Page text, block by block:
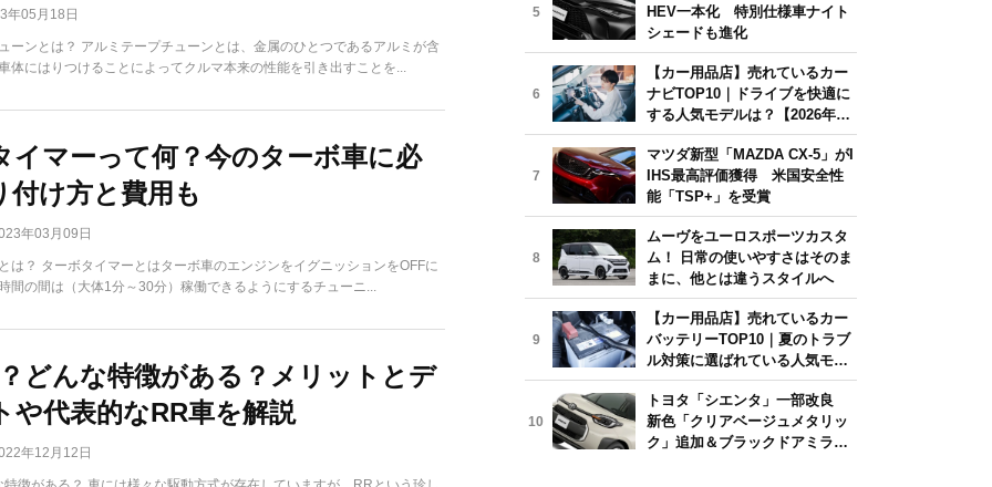
年05月18日
ーンとは？ アルミテープチューンとは、金属のひとつであるアルミが含
体にはりつけることによってクルマ本来の性能を引き出すことを...
イマーって何？今のターボ車に必
付け方と費用も
年03月09日
は？ ターボタイマーとはターボ車のエンジンをイグニッションをOFFに
間の間は（大体1分～30分）稼働できるようにするチューニ...
どんな特徴がある？メリットとデ
や代表的なRR車を解説
年12月12日
5
HEV一本化 特別仕様車ナイト
シェードも進化
6
【カー用品店】売れているカー
ナビTOP10｜ドライブを快適に
する人気モデルは？【2026年6
月版】
7
マツダ新型「MAZDA CX-5」がI
IHS最高評価獲得 米国安全性
能「TSP+」を受賞
8
ムーヴをユーロスポーツカスタ
ム！ 日常の使いやすさはそのま
まに、他とは違うスタイルへ
9
【カー用品店】売れているカー
バッテリーTOP10｜夏のトラブ
ル対策に選ばれている人気モデ
ルは？【2026年6月版】
10
トヨタ「シエンタ」一部改良
新色「クリアベージュメタリッ
ク」追加＆ブラックドアミラー